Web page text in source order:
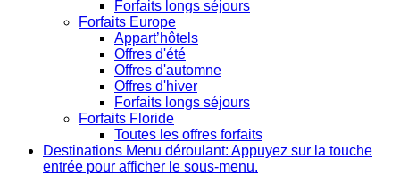
Forfaits longs séjours
Forfaits Europe
Appart’hôtels
Offres d'été
Offres d'automne
Offres d'hiver
Forfaits longs séjours
Forfaits Floride
Toutes les offres forfaits
Destinations Menu déroulant: Appuyez sur la touche
entrée pour afficher le sous-menu.